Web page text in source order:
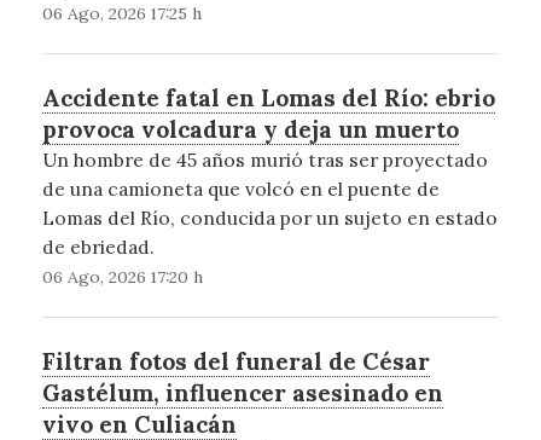
06 Ago, 2026 17:25 h
Accidente fatal en Lomas del Río: ebrio
provoca volcadura y deja un muerto
Un hombre de 45 años murió tras ser proyectado
de una camioneta que volcó en el puente de
Lomas del Río, conducida por un sujeto en estado
de ebriedad.
06 Ago, 2026 17:20 h
Filtran fotos del funeral de César
Gastélum, influencer asesinado en
vivo en Culiacán